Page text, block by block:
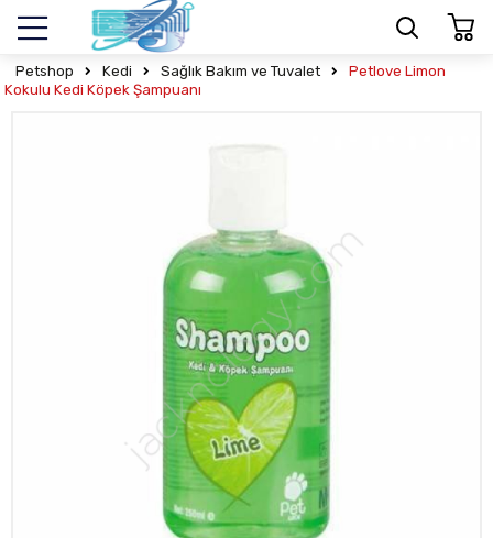
Petshop Kedi Sağlık Bakım ve Tuvalet
Petlove Limon
Kokulu Kedi Köpek Şampuanı